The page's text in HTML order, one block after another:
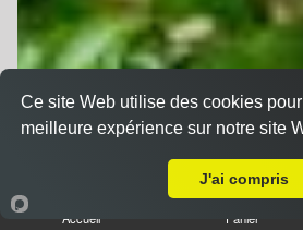
Accueil Panier
Ce site Web utilise des cookies
meilleure expérience sur notre site
J'ai compris